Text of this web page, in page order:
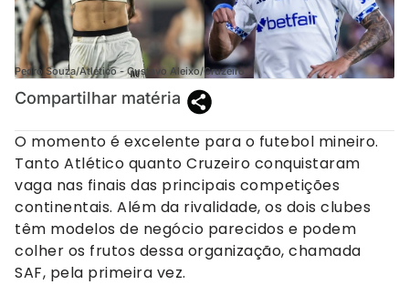
Pedro Souza/Atlético - Gustavo Aleixo/Cruzeiro
Compartilhar matéria
O momento é excelente para o futebol mineiro.
Tanto Atlético quanto Cruzeiro conquistaram
vaga nas finais das principais competições
continentais. Além da rivalidade, os dois clubes
têm modelos de negócio parecidos e podem
colher os frutos dessa organização, chamada
SAF, pela primeira vez.